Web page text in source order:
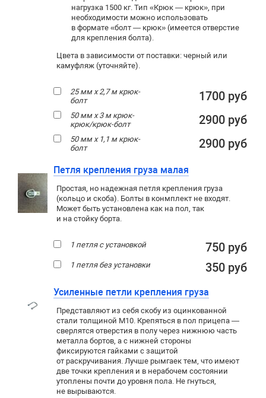
нагрузка 1500 кг. Тип «Крюк — крюк», при
необходимости можно использовать
в формате «болт — крюк» (имеется отверстие
для крепления болта).
Цвета в зависимости от поставки: черный или
камуфляж (уточняйте).
25 мм х 2,7 м крюк-
болт
1700 руб
50 мм х 3 м крюк-
крюк/крюк-болт
2900 руб
50 мм х 1,1 м крюк-
болт
2900 руб
Петля крепления груза малая
Простая, но надежная петля крепления груза
(кольцо и скоба). Болты в конмплект не входят.
Может быть установлена как на пол, так
и на стойку борта.
1 петля с установкой 750 руб
1 петля без установки 350 руб
Усиленные петли крепления груза
Представляют из себя скобу из оцинкованной
стали толщиной М10. Крепяться в пол прицепа —
сверлятся отверстия в полу через нижнюю часть
металла бортов, а с нижней стороны
фиксируются гайками с защитой
от раскручивания. Лучше рымгаек тем, что имеют
две точки крепления и в нерабочем состоянии
утоплены почти до уровня пола. Не гнуться,
не вырываются.